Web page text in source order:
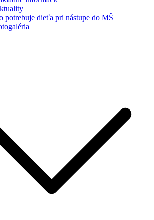
potrebuje dieťa pri nástupe do MŠ